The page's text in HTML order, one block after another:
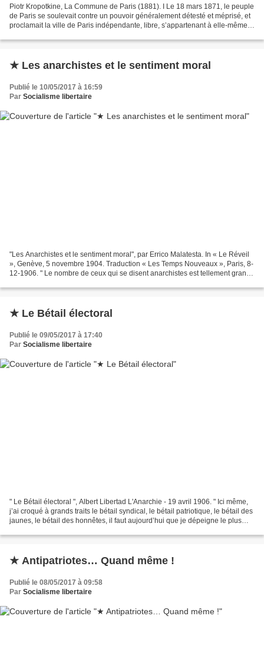
Piotr Kropotkine, La Commune de Paris (1881). I Le 18 mars 1871, le peuple
de Paris se soulevait contre un pouvoir généralement détesté et méprisé, et
proclamait la ville de Paris indépendante, libre, s’appartenant à elle-même.
★ Les anarchistes et le sentiment moral
Publié le 10/05/2017 à 16:59
Par Socialisme libertaire
"Les Anarchistes et le sentiment moral", par Errico Malatesta. In « Le Réveil
», Genève, 5 novembre 1904. Traduction « Les Temps Nouveaux », Paris, 8-
12-1906. " Le nombre de ceux qui se disent anarchistes est tellement grand
★ Le Bétail électoral
Publié le 09/05/2017 à 17:40
Par Socialisme libertaire
" Le Bétail électoral ", Albert Libertad L'Anarchie - 19 avril 1906. " Ici même,
j’ai croqué à grands traits le bétail syndical, le bétail patriotique, le bétail des
jaunes, le bétail des honnêtes, il faut aujourd’hui que je dépeigne le plus
★ Antipatriotes… Quand même !
Publié le 08/05/2017 à 09:58
Par Socialisme libertaire